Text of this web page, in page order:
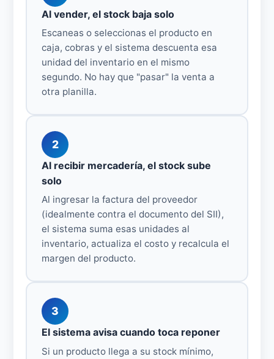
Al vender, el stock baja solo
Escaneas o seleccionas el producto en
caja, cobras y el sistema descuenta esa
unidad del inventario en el mismo
segundo. No hay que "pasar" la venta a
otra planilla.
2
Al recibir mercadería, el stock sube
solo
Al ingresar la factura del proveedor
(idealmente contra el documento del SII),
el sistema suma esas unidades al
inventario, actualiza el costo y recalcula el
margen del producto.
3
El sistema avisa cuando toca reponer
Si un producto llega a su stock mínimo,